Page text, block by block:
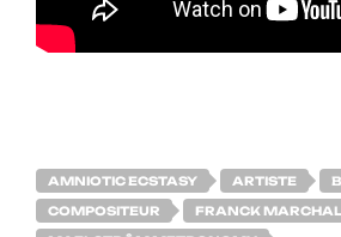
AMNIOTIC ECSTASY ARTISTE
COMPOSITEUR FRANCK